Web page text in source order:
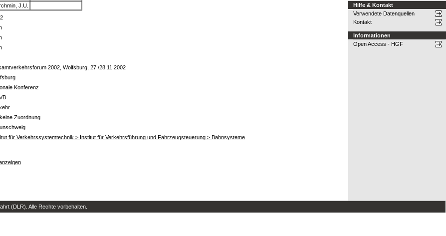
J.U.
2002, Wolfsburg, 27./28.11.2002
Konferenz
Zuordnung
für Verkehrssystemtechnik > Institut für Verkehrsführung und Fahrzeugsteuerung > Bahnsysteme
Hilfe & Kontakt
Verwendete Datenquellen
Kontakt
Informationen
Open Access - HGF
(DLR). Alle Rechte vorbehalten.